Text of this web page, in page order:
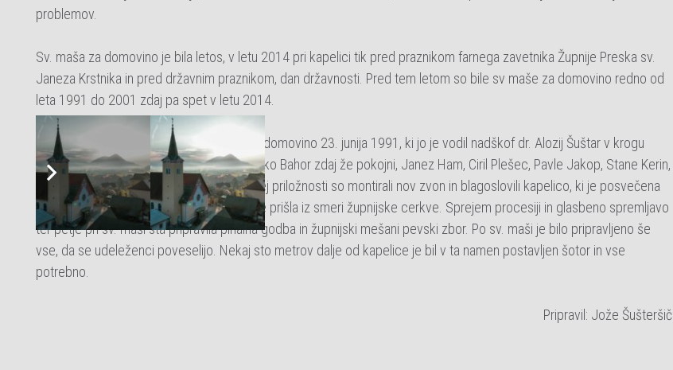
problemov.
Sv. maša za domovino je bila letos, v letu 2014 pri kapelici tik pred praznikom farnega zavetnika Župnije Preska sv.
Janeza Krstnika in pred državnim praznikom, dan državnosti. Pred tem letom so bile sv maše za domovino redno od
leta 1991 do 2001 zdaj pa spet v letu 2014.
Posebej slovesna je bila prva sv. maša za domovino 23. junija 1991, ki jo je vodil nadškof dr. Alozij Šuštar v krogu
duhovnikov. To so bili: preški župnik Zdravko Bahor zdaj že pokojni, Janez Ham, Ciril Plešec, Pavle Jakop, Stane Kerin,
Alojz Zaplotnik, Slavko Kimovec in …. Ob tej priložnosti so montirali nov zvon in blagoslovili kapelico, ki je posvečena
Mariji Pomočnici. Procesija z nadškofom je prišla iz smeri župnijske cerkve. Sprejem procesiji in glasbeno spremljavo
ter petje pri sv. maši sta pripravila pihalna godba in župnijski mešani pevski zbor. Po sv. maši je bilo pripravljeno še
vse, da se udeleženci poveselijo. Nekaj sto metrov dalje od kapelice je bil v ta namen postavljen šotor in vse
potrebno.
Pripravil: Jože Šušteršič